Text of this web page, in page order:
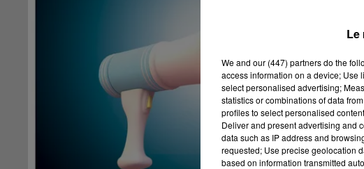
Le
We and our (447) partnersdo the
access information on a device; Use
select personalised advertising;
statistics or combinations of data
profiles to select personalised
Deliver and present advertising and
data such as IP address and
requested; Use precise geolocation
based on information transmitted